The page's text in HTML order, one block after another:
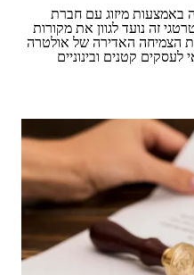
באמצעות מיזוג עם חברת
זה נועד לגוון את מקורות
הצמיחה האדירה של אולטרה
קטנים ובינוניים